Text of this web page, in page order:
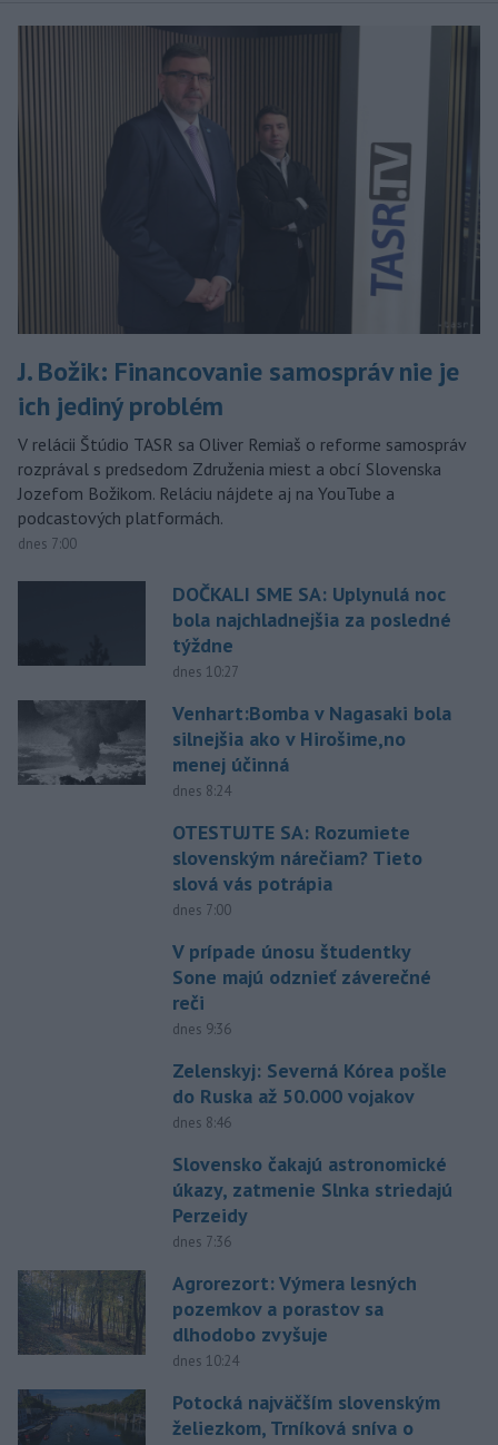
J. Božik: Financovanie samospráv nie je
ich jediný problém
V relácii Štúdio TASR sa Oliver Remiaš o reforme samospráv
rozprával s predsedom Združenia miest a obcí Slovenska
Jozefom Božikom. Reláciu nájdete aj na YouTube a
podcastových platformách.
dnes 7:00
DOČKALI SME SA: Uplynulá noc
bola najchladnejšia za posledné
týždne
dnes 10:27
Venhart:Bomba v Nagasaki bola
silnejšia ako v Hirošime,no
menej účinná
dnes 8:24
OTESTUJTE SA: Rozumiete
slovenským nárečiam? Tieto
slová vás potrápia
dnes 7:00
V prípade únosu študentky
Sone majú odznieť záverečné
reči
dnes 9:36
Zelenskyj: Severná Kórea pošle
do Ruska až 50.000 vojakov
dnes 8:46
Slovensko čakajú astronomické
úkazy, zatmenie Slnka striedajú
Perzeidy
dnes 7:36
Agrorezort: Výmera lesných
pozemkov a porastov sa
dlhodobo zvyšuje
dnes 10:24
Potocká najväčším slovenským
želiezkom, Trníková sníva o